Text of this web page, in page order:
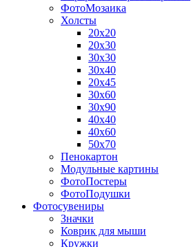
ФотоМозаика
Холсты
20х20
20х30
30х30
30х40
20х45
30х60
30х90
40х40
40х60
50х70
Пенокартон
Модульные картины
ФотоПостеры
ФотоПодушки
Фотоcувениры
Значки
Коврик для мыши
Кружки